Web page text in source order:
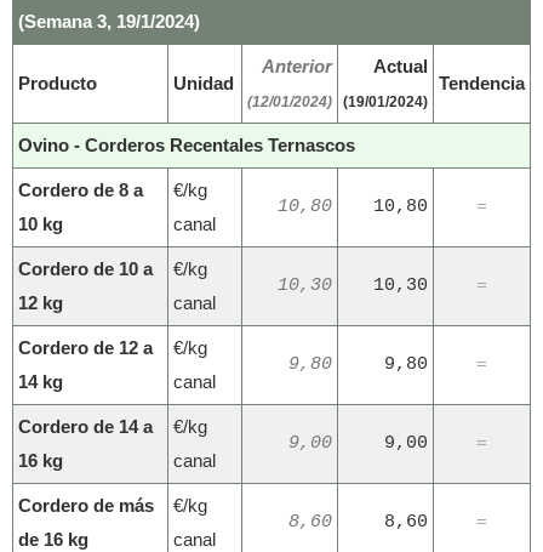
(Semana 3, 19/1/2024)
Producto Unidad
Anterior
(12/01/2024)
Actual
(19/01/2024)
Tendencia
Ovino - Corderos Recentales Ternascos
Cordero de 8 a
10 kg
€/kg
canal
10,80 10,80 =
Cordero de 10 a
12 kg
€/kg
canal
10,30 10,30 =
Cordero de 12 a
14 kg
€/kg
canal
9,80 9,80 =
Cordero de 14 a
16 kg
€/kg
canal
9,00 9,00 =
Cordero de más
de 16 kg
€/kg
canal
8,60 8,60 =